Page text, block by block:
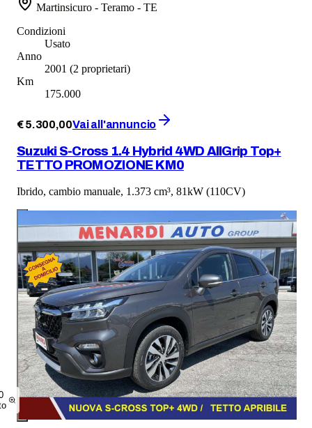
Martinsicuro - Teramo - TE
Condizioni
Usato
Anno
2001 (2 proprietari)
Km
175.000
€5.300,00Vai all'annuncio
Suzuki S-Cross 1.4 Hybrid 4WD AllGrip Top+
TETTO PROMOZIONE KM0
Ibrido, cambio manuale, 1.373 cm³, 81kW (110CV)